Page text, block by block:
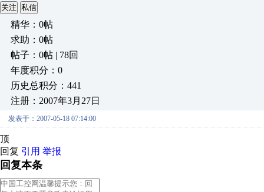
关注 私信
精华：0帖
求助：0帖
帖子：0帖 | 78回
年度积分：0
历史总积分：441
注册：2007年3月27日
发表于：2007-05-18 07:14:00
顶
回复 引用 举报
回复本条